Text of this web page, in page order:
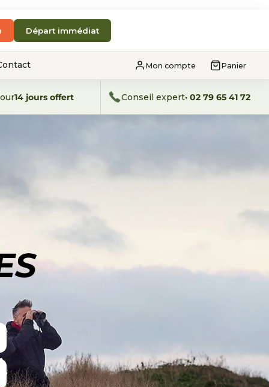
Départ immédiat
Mon compte Panier
14 jours offert Conseil expert· 02 79 65 41 72